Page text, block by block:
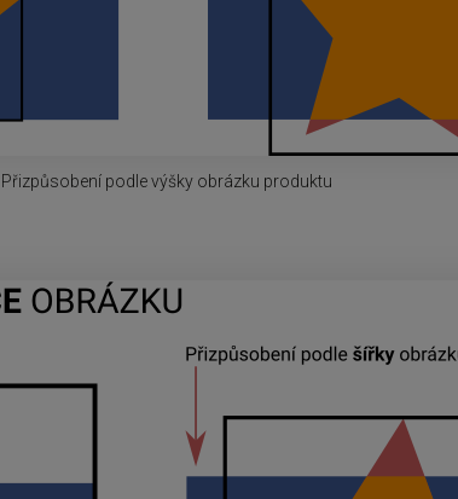
Přizpůsobení podle výšky obrázku produktu